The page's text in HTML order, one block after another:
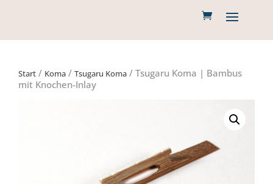
Start / Koma / Tsugaru Koma / Tsugaru Koma | Bambus
mit Knochen-Inlay